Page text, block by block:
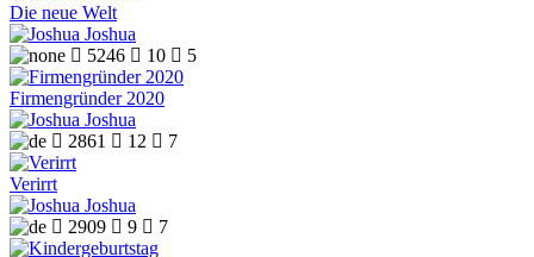
Die neue Welt
Joshua
 5246  10  5
Firmengründer 2020
Joshua
 2861  12  7
Verirrt
Joshua
 2909  9  7